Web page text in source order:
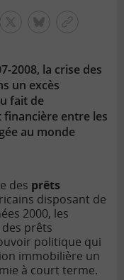
2008, la crise des
un excès
fait de
financière entre les
au monde
des prêts
disposant de
2000, les
prêts
politique qui
immobilière un
à court terme.